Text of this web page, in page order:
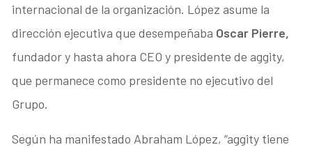
internacional de la organización. López asume la
dirección ejecutiva que desempeñaba Oscar Pierre,
fundador y hasta ahora CEO y presidente de aggity,
que permanece como presidente no ejecutivo del
Grupo.
Según ha manifestado Abraham López, “aggity tiene